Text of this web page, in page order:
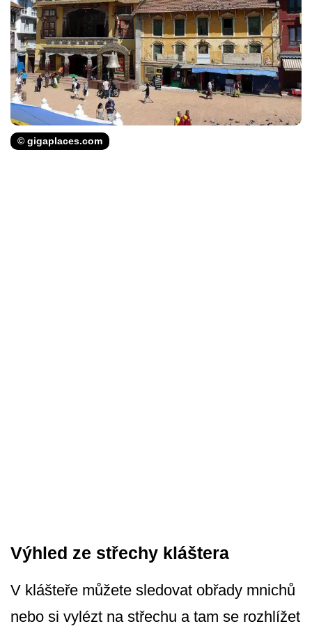
© gigaplaces.com
Výhled ze střechy kláštera
V klášteře můžete sledovat obřady mnichů
nebo si vylézt na střechu a tam se rozhlížet